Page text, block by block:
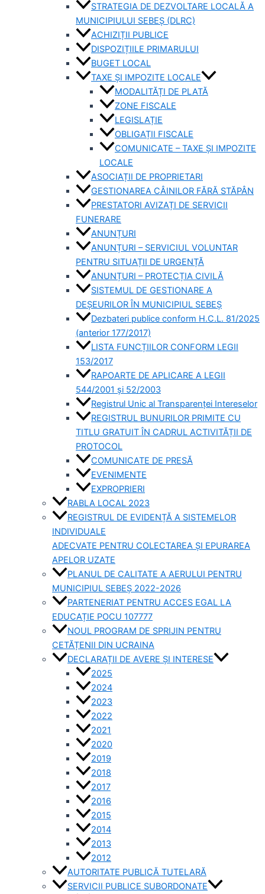
STRATEGIA DE DEZVOLTARE LOCALĂ A
MUNICIPIULUI SEBEȘ (DLRC)
ACHIZIȚII PUBLICE
DISPOZIȚIILE PRIMARULUI
BUGET LOCAL
TAXE ȘI IMPOZITE LOCALE
MODALITĂȚI DE PLATĂ
ZONE FISCALE
LEGISLAȚIE
OBLIGAȚII FISCALE
COMUNICATE – TAXE ȘI IMPOZITE
LOCALE
ASOCIAȚII DE PROPRIETARI
GESTIONAREA CÂINILOR FĂRĂ STĂPÂN
PRESTATORI AVIZAȚI DE SERVICII
FUNERARE
ANUNȚURI
ANUNȚURI – SERVICIUL VOLUNTAR
PENTRU SITUAȚII DE URGENȚĂ
ANUNȚURI – PROTECȚIA CIVILĂ
SISTEMUL DE GESTIONARE A
DEȘEURILOR ÎN MUNICIPIUL SEBEȘ
Dezbateri publice conform H.C.L. 81/2025
(anterior 177/2017)
LISTA FUNCȚIILOR CONFORM LEGII
153/2017
RAPOARTE DE APLICARE A LEGII
544/2001 și 52/2003
Registrul Unic al Transparenței Intereselor
REGISTRUL BUNURILOR PRIMITE CU
TITLU GRATUIT ÎN CADRUL ACTIVITĂȚII DE
PROTOCOL
COMUNICATE DE PRESĂ
EVENIMENTE
EXPROPRIERI
RABLA LOCAL 2023
REGISTRUL DE EVIDENȚĂ A SISTEMELOR
INDIVIDUALE
ADECVATE PENTRU COLECTAREA ȘI EPURAREA
APELOR UZATE
PLANUL DE CALITATE A AERULUI PENTRU
MUNICIPIUL SEBEȘ 2022-2026
PARTENERIAT PENTRU ACCES EGAL LA
EDUCAȚIE POCU 107777
NOUL PROGRAM DE SPRIJIN PENTRU
CETĂȚENII DIN UCRAINA
DECLARAȚII DE AVERE ȘI INTERESE
2025
2024
2023
2022
2021
2020
2019
2018
2017
2016
2015
2014
2013
2012
AUTORITATE PUBLICĂ TUTELARĂ
SERVICII PUBLICE SUBORDONATE